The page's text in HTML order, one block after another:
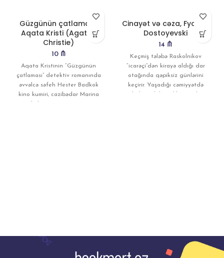
Güzgünün çatlaması,
Aqata Kristi (Agatha
Christie)
10 ₼
Aqata Kristinin “Güzgünün
çatlaması” detektiv romanında
əvvəlcə səfeh Hester Badkok
kino kumiri, cazibədar Marina
Cinayət və cəza, Fyodor
Dostoyevski
14 ₼
Keçmiş tələbə Raskolnikov
“icarəçi”dən kirayə aldığı dar
otağında qəpiksiz günlərini
keçirir. Yaşadığı cəmiyyətdə